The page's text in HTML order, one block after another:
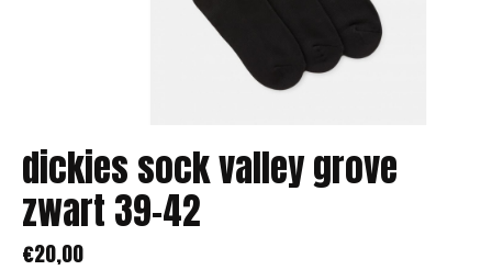
dickies sock valley grove
zwart 39-42
€20,00